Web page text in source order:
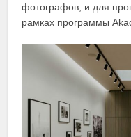
фотографов, и для
рамках программы